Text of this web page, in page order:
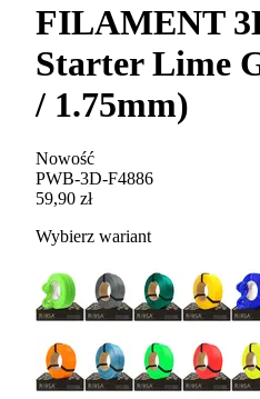
FILAMENT
Starter Lime
/ 1.75mm)
Nowość
PWB-3D-F4886
59,90 zł
Wybierz wariant